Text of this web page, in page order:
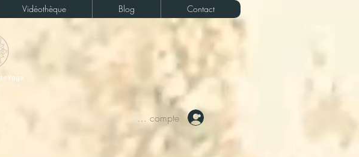
Vidéothèque Blog Contact
Votre compte